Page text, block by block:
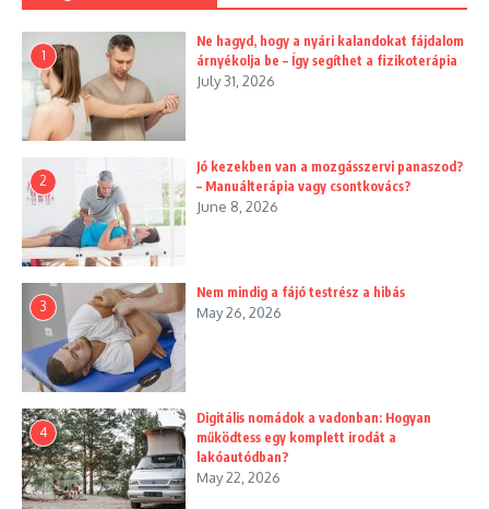
1
Ne hagyd, hogy a nyári kalandokat fájdalom
árnyékolja be – Így segíthet a fizikoterápia
July 31, 2026
2
Jó kezekben van a mozgásszervi panaszod?
– Manuálterápia vagy csontkovács?
June 8, 2026
3
Nem mindig a fájó testrész a hibás
May 26, 2026
4
Digitális nomádok a vadonban: Hogyan
működtess egy komplett irodát a
lakóautódban?
May 22, 2026